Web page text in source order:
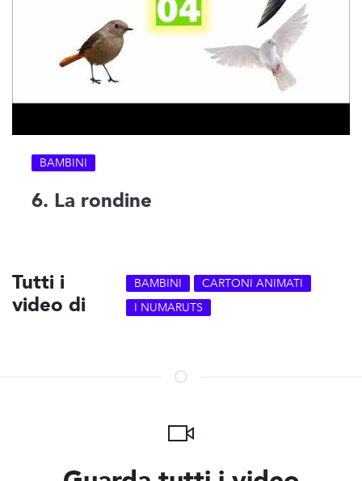
BAMBINI
6. La rondine
Tutti i
video di
BAMBINI
CARTONI ANIMATI
I NUMARUTS